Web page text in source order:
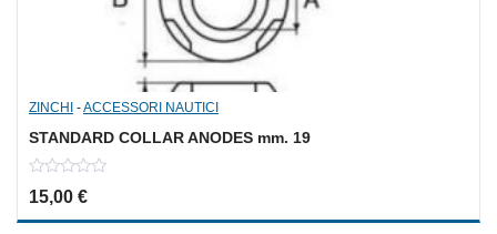
ZINCHI -ACCESSORI NAUTICI
STANDARD COLLAR ANODES mm. 19
0
out
of
15,00 €